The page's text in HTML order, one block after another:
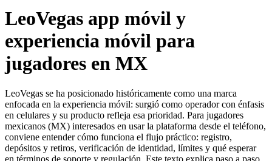
LeoVegas app móvil y
experiencia móvil para
jugadores en MX
LeoVegas se ha posicionado históricamente como una marca
enfocada en la experiencia móvil: surgió como operador con énfasis
en celulares y su producto refleja esa prioridad. Para jugadores
mexicanos (MX) interesados en usar la plataforma desde el teléfono,
conviene entender cómo funciona el flujo práctico: registro,
depósitos y retiros, verificación de identidad, límites y qué esperar
en términos de soporte y regulación. Este texto explica paso a paso